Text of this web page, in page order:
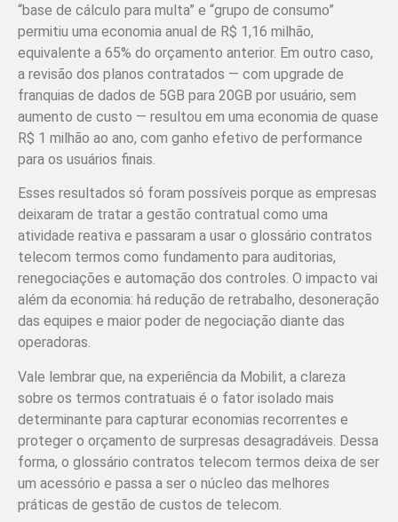
“base de cálculo para multa” e “grupo de consumo”
permitiu uma economia anual de R$ 1,16 milhão,
equivalente a 65% do orçamento anterior. Em outro caso,
a revisão dos planos contratados — com upgrade de
franquias de dados de 5GB para 20GB por usuário, sem
aumento de custo — resultou em uma economia de quase
R$ 1 milhão ao ano, com ganho efetivo de performance
para os usuários finais.
Esses resultados só foram possíveis porque as empresas
deixaram de tratar a gestão contratual como uma
atividade reativa e passaram a usar o glossário contratos
telecom termos como fundamento para auditorias,
renegociações e automação dos controles. O impacto vai
além da economia: há redução de retrabalho, desoneração
das equipes e maior poder de negociação diante das
operadoras.
Vale lembrar que, na experiência da Mobilit, a clareza
sobre os termos contratuais é o fator isolado mais
determinante para capturar economias recorrentes e
proteger o orçamento de surpresas desagradáveis. Dessa
forma, o glossário contratos telecom termos deixa de ser
um acessório e passa a ser o núcleo das melhores
práticas de gestão de custos de telecom.